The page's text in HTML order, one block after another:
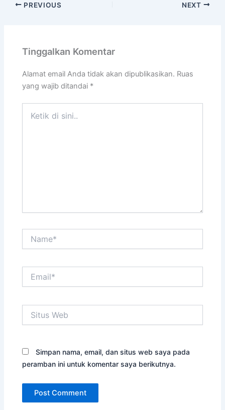
PREVIOUS NEXT
Tinggalkan Komentar
Alamat email Anda tidak akan dipublikasikan. Ruas
yang wajib ditandai *
Web
Simpan nama, email, dan situs web saya pada
peramban ini untuk komentar saya berikutnya.